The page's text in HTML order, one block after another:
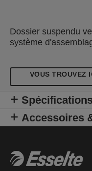
Dossier suspendu
système
VOUS TROUVEZ
Accessoires